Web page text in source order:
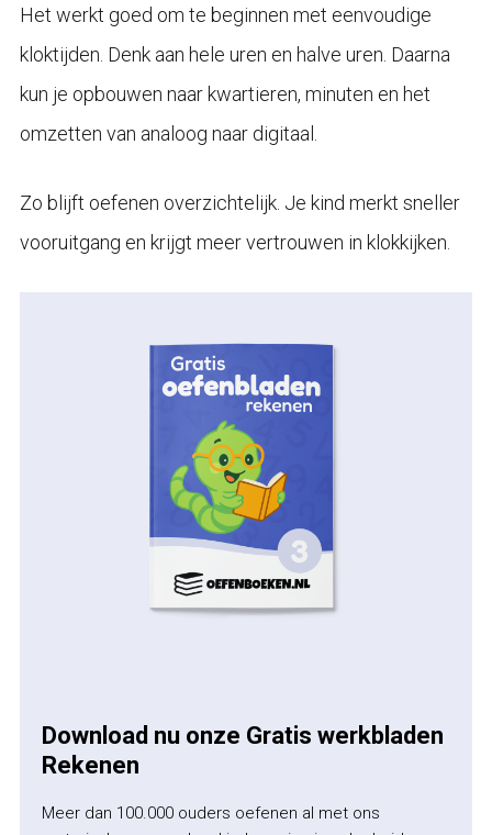
Het werkt goed om te beginnen met eenvoudige
kloktijden. Denk aan hele uren en halve uren. Daarna
kun je opbouwen naar kwartieren, minuten en het
omzetten van analoog naar digitaal.
Zo blijft oefenen overzichtelijk. Je kind merkt sneller
vooruitgang en krijgt meer vertrouwen in klokkijken.
Download nu onze Gratis werkbladen
Rekenen
Meer dan 100.000 ouders oefenen al met ons